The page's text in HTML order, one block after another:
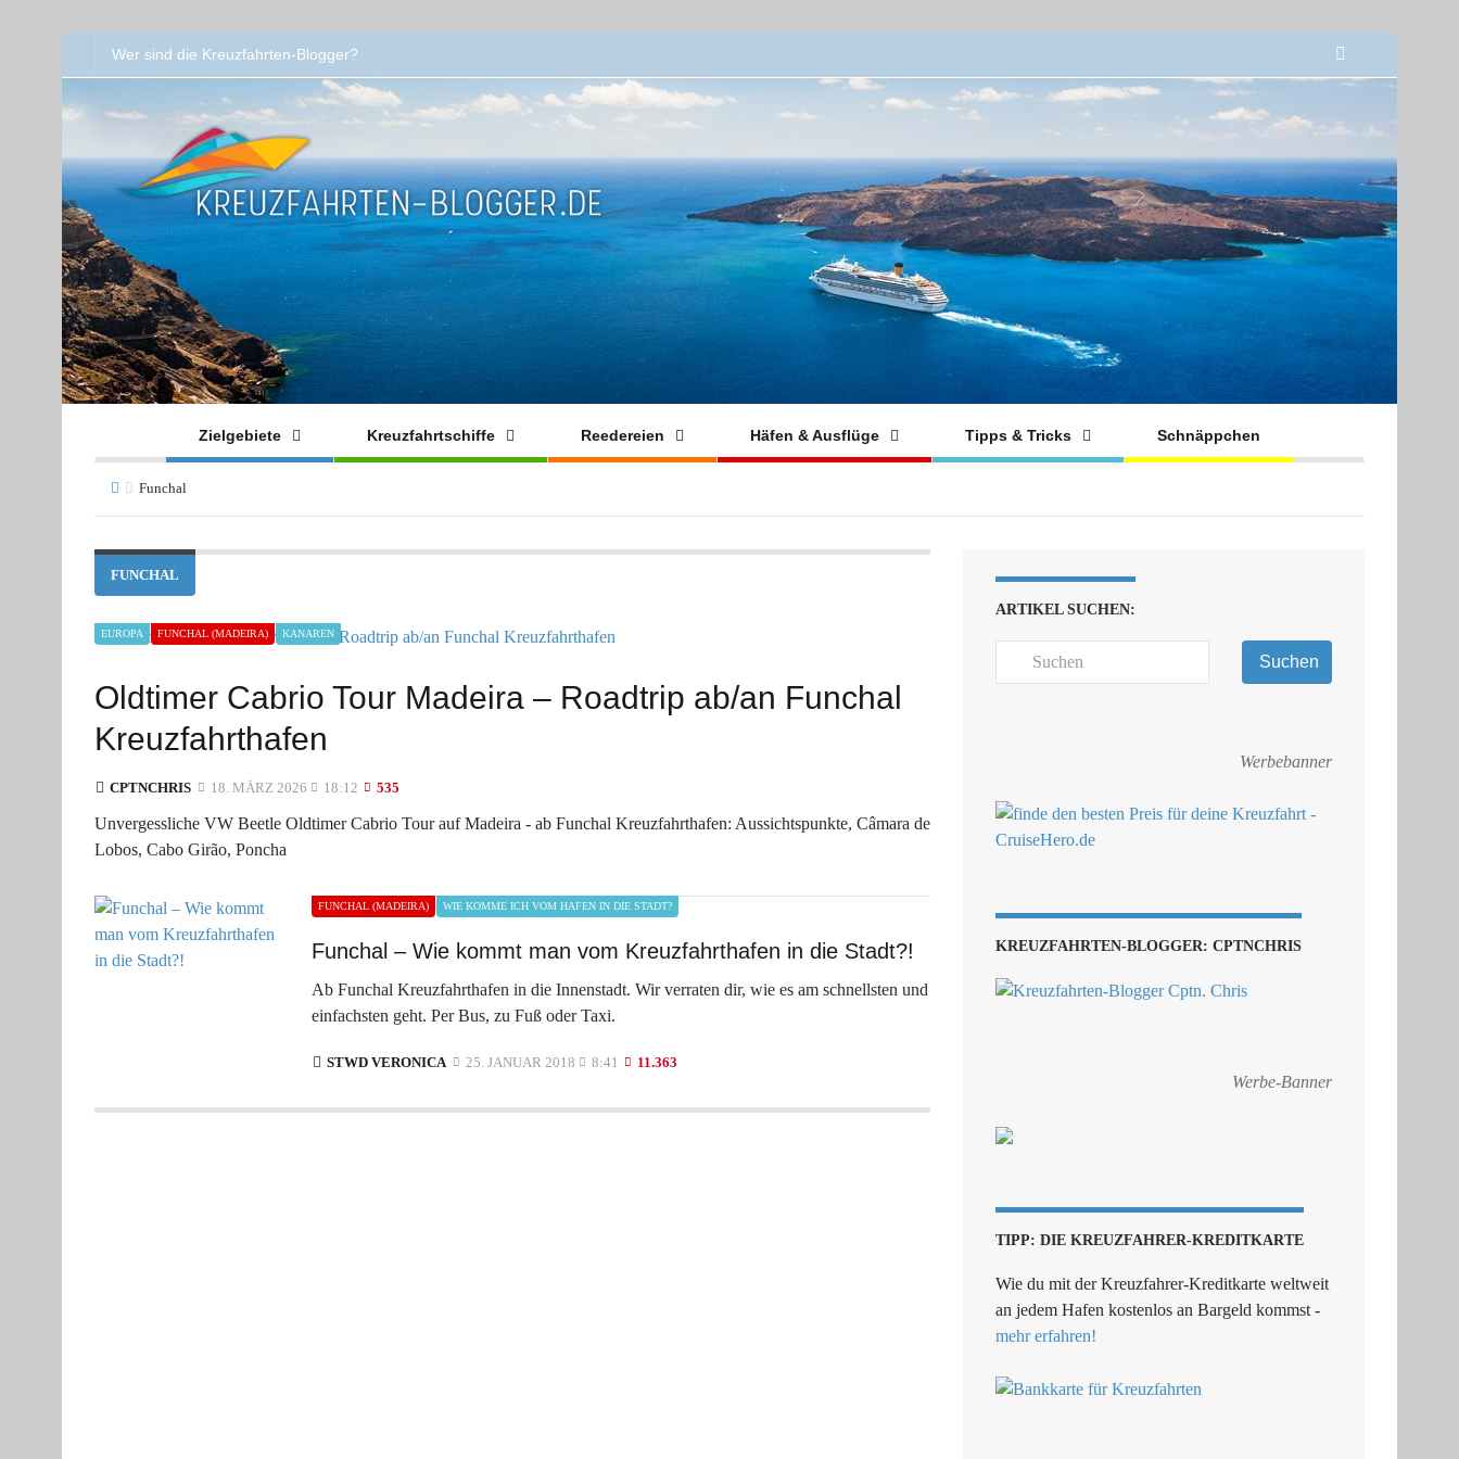
Wer sind die Kreuzfahrten-Blogger?
Zielgebiete Kreuzfahrtschiffe Reedereien Häfen & Ausflüge Tipps & Tricks Schnäppchen
Funchal
FUNCHAL
EUROPA FUNCHAL (MADEIRA) KANAREN
Oldtimer Cabrio Tour Madeira – Roadtrip ab/an Funchal
Kreuzfahrthafen
CPTNCHRIS 18. MÄRZ 2026 18:12 535
Unvergessliche VW Beetle Oldtimer Cabrio Tour auf Madeira - ab Funchal Kreuzfahrthafen: Aussichtspunkte, Câmara de
Lobos, Cabo Girão, Poncha
FUNCHAL (MADEIRA) WIE KOMME ICH VOM HAFEN IN DIE STADT?
Funchal – Wie kommt man vom Kreuzfahrthafen in die Stadt?!
Ab Funchal Kreuzfahrthafen in die Innenstadt. Wir verraten dir, wie es am schnellsten und
einfachsten geht. Per Bus, zu Fuß oder Taxi.
STWD VERONICA 25. JANUAR 2018 8:41 11.363
ARTIKEL SUCHEN:
Suchen
Werbebanner
KREUZFAHRTEN-BLOGGER: CPTNCHRIS
Werbe-Banner
TIPP: DIE KREUZFAHRER-KREDITKARTE
Wie du mit der Kreuzfahrer-Kreditkarte weltweit
an jedem Hafen kostenlos an Bargeld kommst -
mehr erfahren!